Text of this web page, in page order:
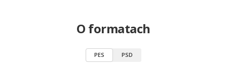
O formatach
PES PSD